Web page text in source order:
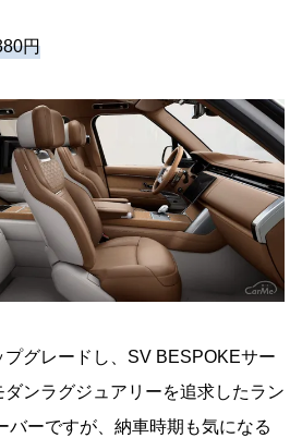
円
グレードし、SV BESPOKEサー
ダンラグジュアリーを追求したラン
バーですが、納車時期も気になる